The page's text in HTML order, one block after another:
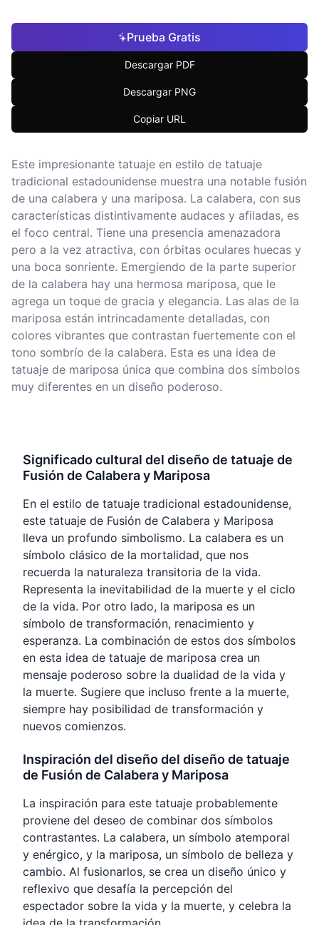
Prueba Gratis
Descargar PDF
Descargar PNG
Copiar URL
Este impresionante tatuaje en estilo de tatuaje
tradicional estadounidense muestra una notable fusión
de una calabera y una mariposa. La calabera, con sus
características distintivamente audaces y afiladas, es
el foco central. Tiene una presencia amenazadora
pero a la vez atractiva, con órbitas oculares huecas y
una boca sonriente. Emergiendo de la parte superior
de la calabera hay una hermosa mariposa, que le
agrega un toque de gracia y elegancia. Las alas de la
mariposa están intrincadamente detalladas, con
colores vibrantes que contrastan fuertemente con el
tono sombrío de la calabera. Esta es una idea de
tatuaje de mariposa única que combina dos símbolos
muy diferentes en un diseño poderoso.
Significado cultural del diseño de tatuaje de
Fusión de Calabera y Mariposa
En el estilo de tatuaje tradicional estadounidense,
este tatuaje de Fusión de Calabera y Mariposa
lleva un profundo simbolismo. La calabera es un
símbolo clásico de la mortalidad, que nos
recuerda la naturaleza transitoria de la vida.
Representa la inevitabilidad de la muerte y el ciclo
de la vida. Por otro lado, la mariposa es un
símbolo de transformación, renacimiento y
esperanza. La combinación de estos dos símbolos
en esta idea de tatuaje de mariposa crea un
mensaje poderoso sobre la dualidad de la vida y
la muerte. Sugiere que incluso frente a la muerte,
siempre hay posibilidad de transformación y
nuevos comienzos.
Inspiración del diseño del diseño de tatuaje
de Fusión de Calabera y Mariposa
La inspiración para este tatuaje probablemente
proviene del deseo de combinar dos símbolos
contrastantes. La calabera, un símbolo atemporal
y enérgico, y la mariposa, un símbolo de belleza y
cambio. Al fusionarlos, se crea un diseño único y
reflexivo que desafía la percepción del
espectador sobre la vida y la muerte, y celebra la